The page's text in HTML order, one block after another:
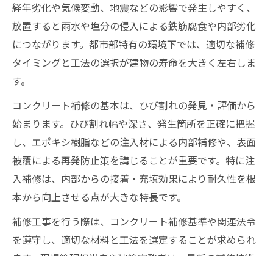
経年劣化や気候変動、地震などの影響で発生しやすく、
放置すると雨水や塩分の侵入による鉄筋腐食や内部劣化
につながります。都市部特有の環境下では、適切な補修
タイミングと工法の選択が建物の寿命を大きく左右しま
す。
コンクリート補修の基本は、ひび割れの発見・評価から
始まります。ひび割れ幅や深さ、発生箇所を正確に把握
し、エポキシ樹脂などの注入材による内部補修や、表面
被覆による再発防止策を講じることが重要です。特に注
入補修は、内部からの接着・充填効果により耐久性を根
本から向上させる点が大きな特長です。
補修工事を行う際は、コンクリート補修基準や関連法令
を遵守し、適切な材料と工法を選定することが求められ